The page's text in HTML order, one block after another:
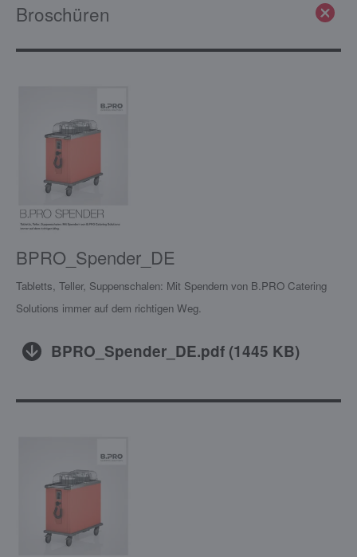
Broschüren
BPRO_Spender_DE
Tabletts, Teller, Suppenschalen: Mit Spendern von B.PRO Catering
Solutions immer auf dem richtigen Weg.
BPRO_Spender_DE.pdf (1445 KB)